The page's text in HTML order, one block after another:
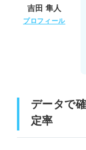
吉田 隼人
プロフィール
データで
定率